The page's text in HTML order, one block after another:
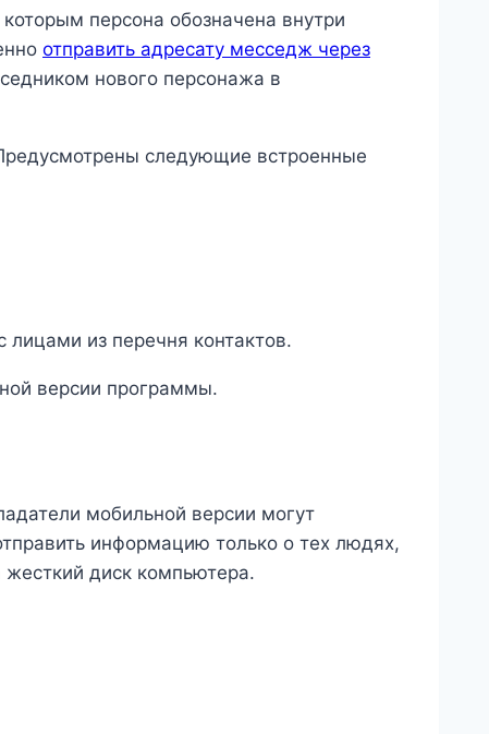
персона обозначена внутри
отправить адресату месседж через
нового персонажа в
следующие встроенные
из перечня контактов.
версии программы.
мобильной версии могут
информацию только о тех людях,
диск компьютера.